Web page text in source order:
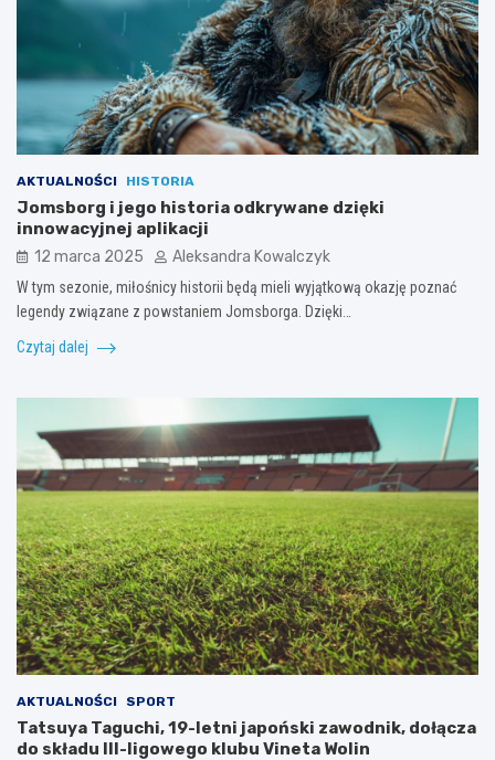
AKTUALNOŚCI HISTORIA
Jomsborg i jego historia odkrywane dzięki
innowacyjnej aplikacji
12 marca 2025 Aleksandra Kowalczyk
W tym sezonie, miłośnicy historii będą mieli wyjątkową okazję poznać
legendy związane z powstaniem Jomsborga. Dzięki…
Czytaj dalej
AKTUALNOŚCI SPORT
Tatsuya Taguchi, 19-letni japoński zawodnik, dołącza
do składu III-ligowego klubu Vineta Wolin